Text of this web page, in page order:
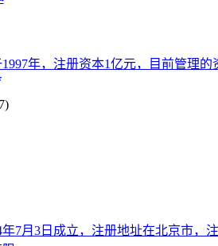
年，注册资本1亿元，目前管理
年7月3日成立，注册地址在北京市